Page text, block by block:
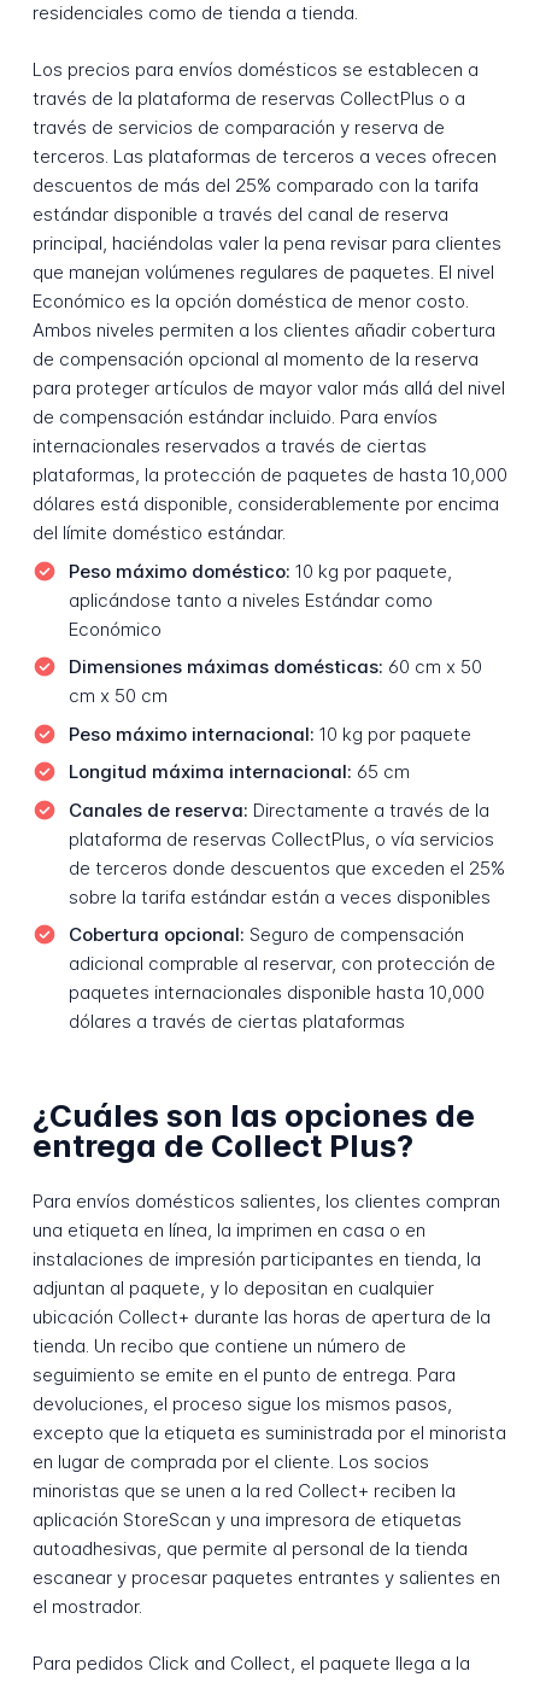
residenciales como de tienda a tienda.
Los precios para envíos domésticos se establecen a
través de la plataforma de reservas CollectPlus o a
través de servicios de comparación y reserva de
terceros. Las plataformas de terceros a veces ofrecen
descuentos de más del 25% comparado con la tarifa
estándar disponible a través del canal de reserva
principal, haciéndolas valer la pena revisar para clientes
que manejan volúmenes regulares de paquetes. El nivel
Económico es la opción doméstica de menor costo.
Ambos niveles permiten a los clientes añadir cobertura
de compensación opcional al momento de la reserva
para proteger artículos de mayor valor más allá del nivel
de compensación estándar incluido. Para envíos
internacionales reservados a través de ciertas
plataformas, la protección de paquetes de hasta 10,000
dólares está disponible, considerablemente por encima
del límite doméstico estándar.
Peso máximo doméstico: 10 kg por paquete,
aplicándose tanto a niveles Estándar como
Económico
Dimensiones máximas domésticas: 60 cm x 50
cm x 50 cm
Peso máximo internacional: 10 kg por paquete
Longitud máxima internacional: 65 cm
Canales de reserva: Directamente a través de la
plataforma de reservas CollectPlus, o vía servicios
de terceros donde descuentos que exceden el 25%
sobre la tarifa estándar están a veces disponibles
Cobertura opcional: Seguro de compensación
adicional comprable al reservar, con protección de
paquetes internacionales disponible hasta 10,000
dólares a través de ciertas plataformas
¿Cuáles son las opciones de
entrega de Collect Plus?
Para envíos domésticos salientes, los clientes compran
una etiqueta en línea, la imprimen en casa o en
instalaciones de impresión participantes en tienda, la
adjuntan al paquete, y lo depositan en cualquier
ubicación Collect+ durante las horas de apertura de la
tienda. Un recibo que contiene un número de
seguimiento se emite en el punto de entrega. Para
devoluciones, el proceso sigue los mismos pasos,
excepto que la etiqueta es suministrada por el minorista
en lugar de comprada por el cliente. Los socios
minoristas que se unen a la red Collect+ reciben la
aplicación StoreScan y una impresora de etiquetas
autoadhesivas, que permite al personal de la tienda
escanear y procesar paquetes entrantes y salientes en
el mostrador.
Para pedidos Click and Collect, el paquete llega a la